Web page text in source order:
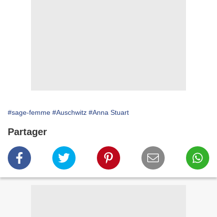
#sage-femme #Auschwitz #Anna Stuart
Partager